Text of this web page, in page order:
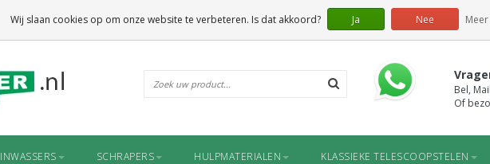
Bel,
Of
INWASSERS SCHRAPERS HULPMATERIALEN KLASSIEKE TELESCOOPSTELEN
Wij slaan cookies op om onze website te verbeteren. Is dat akkoord? Ja Nee